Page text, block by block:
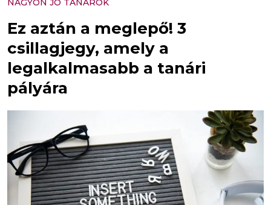
NAGYON JÓ TANÁROK
Ez aztán a meglepő! 3
csillagjegy, amely a
legalkalmasabb a tanári
pályára